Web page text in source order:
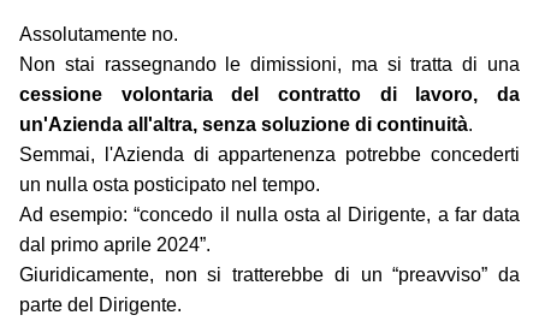
Assolutamente no.
Non stai rassegnando le dimissioni, ma si tratta di una
cessione volontaria del contratto di lavoro, da
un'Azienda all'altra, senza soluzione di continuità.
Semmai, l'Azienda di appartenenza potrebbe concederti
un nulla osta posticipato nel tempo.
Ad esempio: “concedo il nulla osta al Dirigente, a far data
dal primo aprile 2024”.
Giuridicamente, non si tratterebbe di un “preavviso” da
parte del Dirigente.